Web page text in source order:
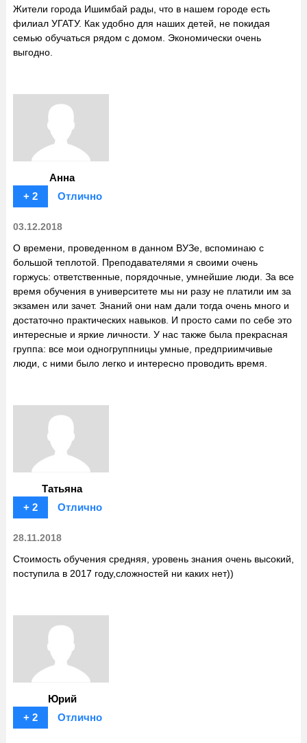
Жители города Ишимбай рады, что в нашем городе есть
филиал УГАТУ. Как удобно для наших детей, не покидая
семью обучаться рядом с домом. Экономически очень
выгодно.
Анна
+ 2
Отлично
03.12.2018
О времени, проведенном в данном ВУЗе, вспоминаю с
большой теплотой. Преподавателями я своими очень
горжусь: ответственные, порядочные, умнейшие люди. За все
время обучения в университете мы ни разу не платили им за
экзамен или зачет. Знаний они нам дали тогда очень много и
достаточно практических навыков. И просто сами по себе это
интересные и яркие личности. У нас также была прекрасная
группа: все мои одногруппницы умные, предприимчивые
люди, с ними было легко и интересно проводить время.
Татьяна
+ 2
Отлично
28.11.2018
Стоимость обучения средняя, уровень знания очень высокий,
поступила в 2017 году,сложностей ни каких нет))
Юрий
+ 2
Отлично